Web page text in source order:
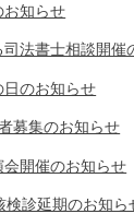
お知らせ
法書士相談開催
日のお知らせ
募集のお知らせ
開催のお知らせ
検診延期のお知ら